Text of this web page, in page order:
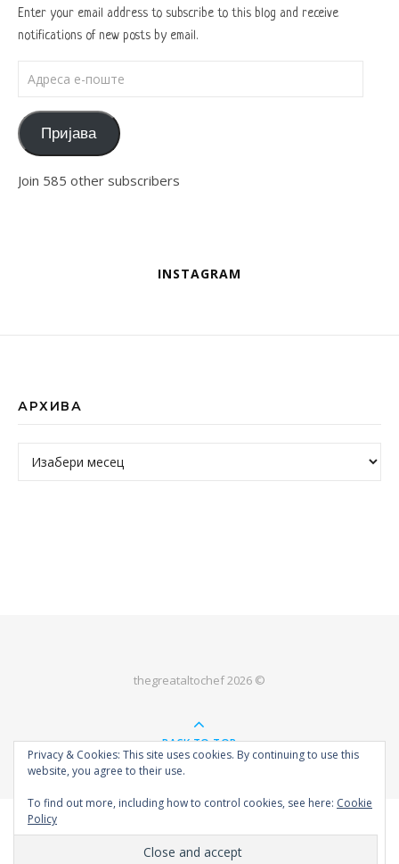
Enter your email address to subscribe to this blog and receive
notifications of new posts by email.
Пријава
Join 585 other subscribers
INSTAGRAM
АРХИВА
Архива
thegreataltochef 2026 ©
BACK TO TOP
Privacy & Cookies: This site uses cookies. By continuing to use this
website, you agree to their use.
To find out more, including how to control cookies, see here: Cookie
Policy